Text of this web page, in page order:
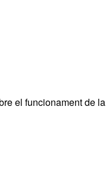
el funcionament de la